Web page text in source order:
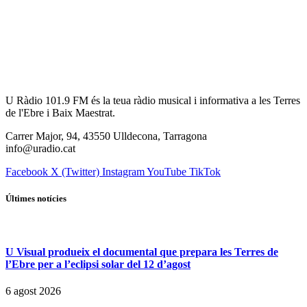
U Ràdio 101.9 FM és la teua ràdio musical i informativa a les Terres
de l'Ebre i Baix Maestrat.
Carrer Major, 94, 43550 Ulldecona, Tarragona
info@uradio.cat
Facebook X (Twitter) InstagramYouTube TikTok
Últimes notícies
U Visual produeix el documental que prepara les Terres de
l’Ebre per a l’eclipsi solar del 12 d’agost
6 agost 2026